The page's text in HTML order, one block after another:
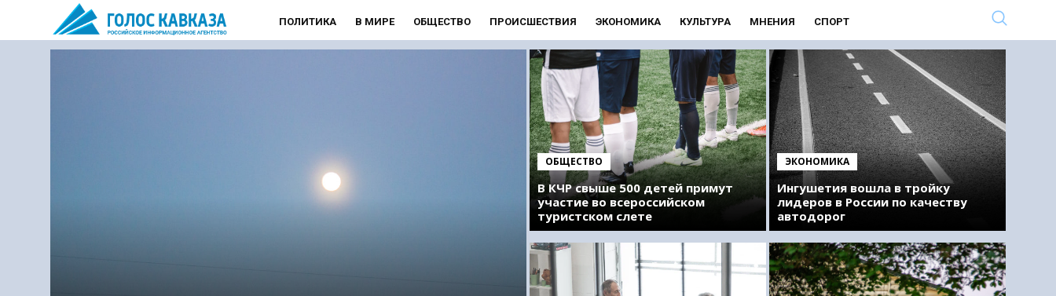
ПОЛИТИКА В МИРЕ ОБЩЕСТВО ПРОИСШЕСТВИЯ ЭКОНОМИКА КУЛЬТУРА МНЕНИЯ СПОРТ
ОБЩЕСТВО
В КЧР свыше 500 детей примут
участие во всероссийском
туристском слете
ЭКОНОМИКА
Ингушетия вошла в тройку
лидеров в России по качеству
автодорог